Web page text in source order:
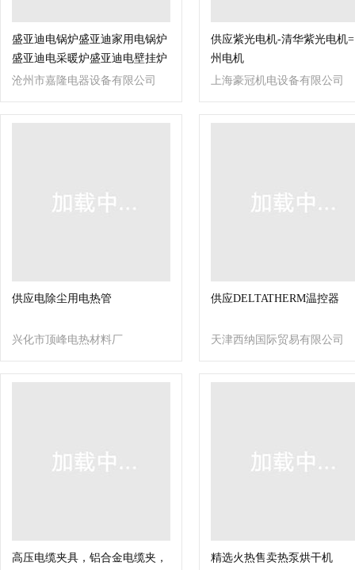
盛亚迪电锅炉盛亚迪家用电锅炉
盛亚迪电采暖炉盛亚迪电壁挂炉
沧州市嘉隆电器设备有限公司
供应紫光电机-清华紫光电机
州电机
上海豪冠机电设备有限公司
供应电除尘用电热管
兴化市顶峰电热材料厂
供应DELTATHERM温控器
天津西纳国际贸易有限公司
高压电缆夹具，铝合金电缆夹，
精选火热售卖热泵烘干机